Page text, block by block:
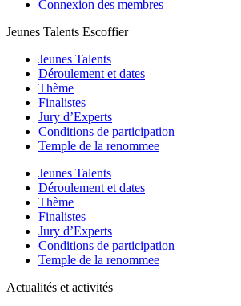
Connexion des membres
Jeunes Talents Escoffier
Jeunes Talents
Déroulement et dates
Thème
Finalistes
Jury d’Experts
Conditions de participation
Temple de la renommee
Jeunes Talents
Déroulement et dates
Thème
Finalistes
Jury d’Experts
Conditions de participation
Temple de la renommee
Actualités et activités